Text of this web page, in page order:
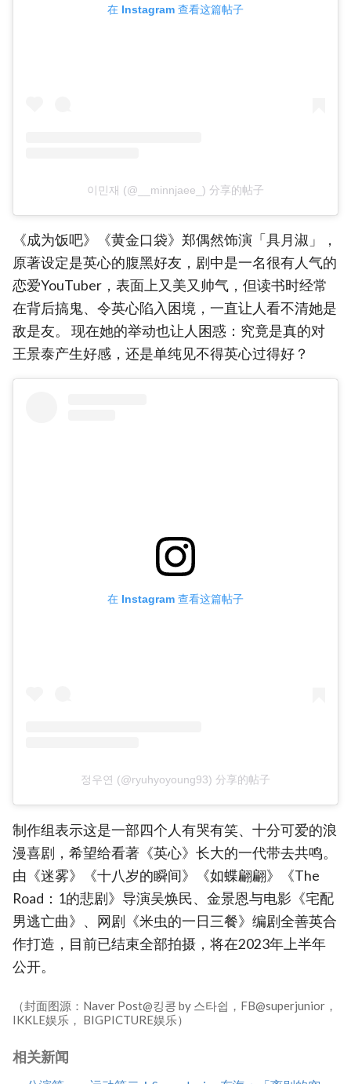
在 Instagram 查看这篇帖子
이민재 (@__minnjaee_) 分享的帖子
《成为饭吧》《黄金口袋》郑偶然饰演「具月淑」，
原著设定是英心的腹黑好友，剧中是一名很有人气的
恋爱YouTuber，表面上又美又帅气，但读书时经常
在背后搞鬼、令英心陷入困境，一直让人看不清她是
敌是友。 现在她的举动也让人困惑：究竟是真的对
王景泰产生好感，还是单纯见不得英心过得好？
在 Instagram 查看这篇帖子
정우연 (@ryuhyoyoung93) 分享的帖子
制作组表示这是一部四个人有哭有笑、十分可爱的浪
漫喜剧，希望给看著《英心》长大的一代带去共鸣。
由《迷雾》《十八岁的瞬间》《如蝶翩翩》《The
Road：1的悲剧》导演吴焕民、金景恩与电影《宅配
男逃亡曲》、网剧《米虫的一日三餐》编剧全善英合
作打造，目前已结束全部拍摄，将在2023年上半年
公开。
（封面图源：Naver Post@킹콩 by 스타쉽，FB@superjunior，
IKKLE娱乐， BIGPICTURE娱乐）
相关新闻